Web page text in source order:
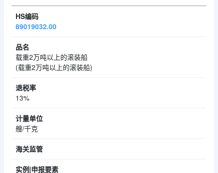
89019032.00
载重2万吨以上的滚装船
(载重2万吨以上的滚装船)
13%
艘/千克